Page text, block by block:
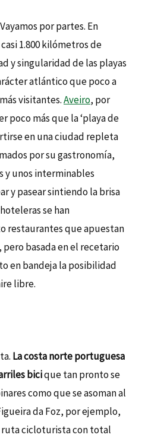
Vayamos por partes. En
1.800 kilómetros de
y singularidad de las playas
atlántico que poco a
visitantes.Aveiro, por
poco más que la ‘playa de
en una ciudad repleta
por su gastronomía,
y unos interminables
y pasear sintiendo la brisa
se han
restaurantes que apuestan
basada en el recetario
en bandeja la posibilidad
libre.
La costa norte portuguesa
bicique tan pronto se
como que se asoman al
da Foz, por ejemplo,
ruta cicloturista con total